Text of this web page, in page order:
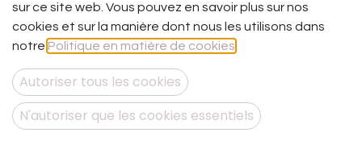
Force et fragilité - Thème
fragile - BO Perceuse Mini
Mini
L’apparence d’un roc avec toutes ses failles invisibles qui
peuvent remonter à la vitesse de l’éclair.
sur ce site web. Vous pouvez en savoir plus sur nos
cookies et sur la manière dont nous les utilisons dans
notre Politique en matière de cookies
Autoriser tous les cookies
N'autoriser que les cookies essentiels